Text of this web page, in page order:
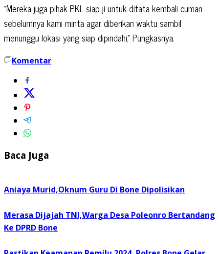
“Mereka juga pihak PKL siap ji untuk ditata kembali cuman
sebelumnya kami minta agar diberikan waktu sambil
menunggu lokasi yang siap dipindahi,” Pungkasnya.
Komentar
Baca Juga
Aniaya Murid,Oknum Guru Di Bone Dipolisikan
Merasa Dijajah TNI,Warga Desa Poleonro Bertandang
Ke DPRD Bone